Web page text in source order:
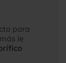
para
le